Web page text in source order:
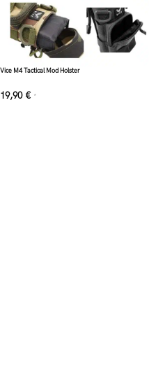
Vice M4 Tactical Mod Holster
19,90 € *